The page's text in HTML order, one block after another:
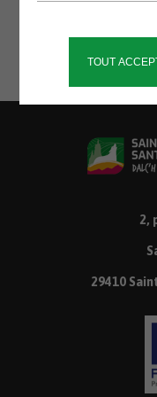
TOUT
2,
29410